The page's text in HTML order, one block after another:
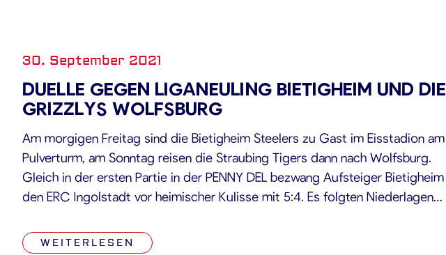
30. September 2021
DUELLE GEGEN LIGANEULING BIETIGHEIM UND DIE
GRIZZLYS WOLFSBURG
Am morgigen Freitag sind die Bietigheim Steelers zu Gast im Eisstadion am
Pulverturm, am Sonntag reisen die Straubing Tigers dann nach Wolfsburg.
Gleich in der ersten Partie in der PENNY DEL bezwang Aufsteiger Bietigheim
den ERC Ingolstadt vor heimischer Kulisse mit 5:4. Es folgten Niederlagen
[…]WEITERLESEN